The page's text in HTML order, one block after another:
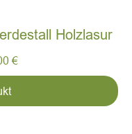
Holzlasur
€